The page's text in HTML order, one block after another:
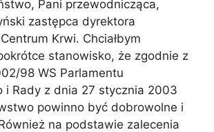
Pani przewodnicząca,
zastępca dyrektora
Krwi. Chciałbym
stanowisko, że zgodnie z
98 WS Parlamentu
i Rady z dnia 27 stycznia 2003
powinno być dobrowolne i
na podstawie zalecenia